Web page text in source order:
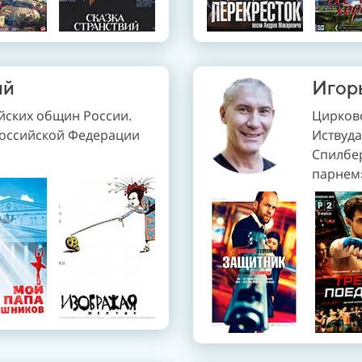
общин России.
Федерации